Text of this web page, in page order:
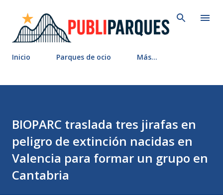
Inicio Parques de ocio Más…
BIOPARC traslada tres jirafas en
peligro de extinción nacidas en
Valencia para formar un grupo en
Cantabria